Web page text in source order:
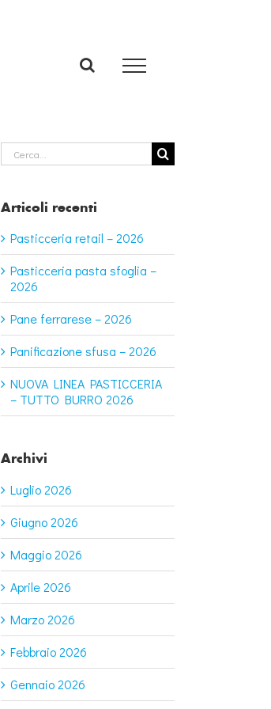
Cerca
per:
Articoli recenti
Pasticceria retail – 2026
Pasticceria pasta sfoglia –
2026
Pane ferrarese – 2026
Panificazione sfusa – 2026
NUOVA LINEA PASTICCERIA
– TUTTO BURRO 2026
Archivi
Luglio 2026
Giugno 2026
Maggio 2026
Aprile 2026
Marzo 2026
Febbraio 2026
Gennaio 2026